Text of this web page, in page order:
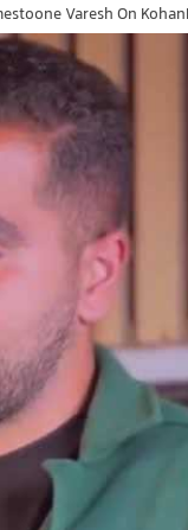
Varesh On